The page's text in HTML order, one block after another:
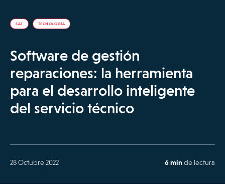
SAT TECNOLOGÍA
Software de gestión
reparaciones: la herramienta
para el desarrollo inteligente
del servicio técnico
28 Octubre 2022 6 min de lectura